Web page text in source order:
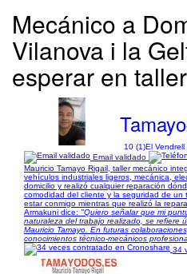
Mecánico a
Vilanova i la
esperar en taller
10 (1)El Vendrell
Email validado
Mauricio Tamayo Rigail, taller mecánico
vehículos industriales ligeros, mecánica,
domicilio y realizó cualquier reparación
comodidad del cliente y la seguridad de
estar conmigo mientras que realizó la
Armakuni dice: "Quiero señalar que mi
naturaleza del trabajo realizado, se refiere
Mauricio Tamayo. En futuras
conocimientos técnico-mecánicos
34